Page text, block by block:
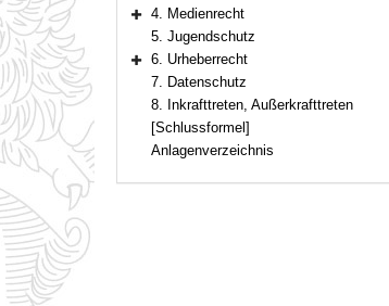
Bereich erweitern
4. Medienrecht
5. Jugendschutz
Bereich erweitern
6. Urheberrecht
7. Datenschutz
8. Inkrafttreten, Außerkrafttreten
[Schlussformel]
Anlagenverzeichnis